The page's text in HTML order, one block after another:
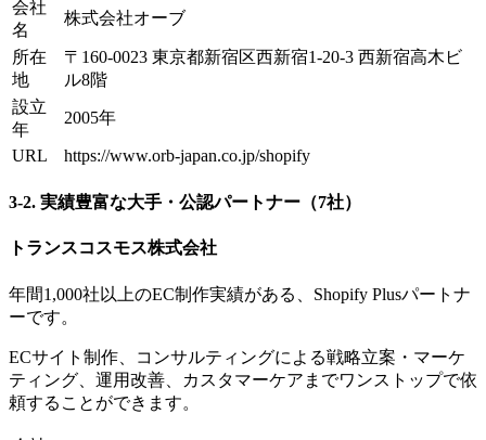
会社
名
株式会社オーブ
所在
地
〒160-0023 東京都新宿区西新宿1-20-3 西新宿高木ビ
ル8階
設立
年
2005年
URL https://www.orb-japan.co.jp/shopify
3-2. 実績豊富な大手・公認パートナー（7社）
トランスコスモス株式会社
年間1,000社以上のEC制作実績がある、Shopify Plusパートナ
ーです。
ECサイト制作、コンサルティングによる戦略立案・マーケ
ティング、運用改善、カスタマーケアまでワンストップで依
頼することができます。